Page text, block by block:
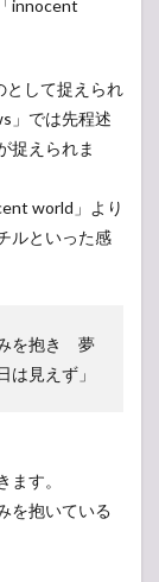
innocent
として捉えられ
」では先程述
捉えられま
world」より
ルといった感
みを抱き 夢
見えず」
す。
を抱いている